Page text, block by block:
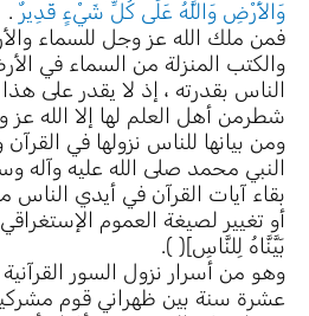
وَالأَرْضِ وَاللَّهُ عَلَى كُلِّ شَيْءٍ قَدِيرٌ .
فمن ملك الله عز وجل للسماء
والكتب المنزلة من السماء في
الناس بقدرته ، إذ لا يقدر على
شطرمن أهل العلم لها إلا الله عز
ومن بيانها للناس نزولها في
النبي محمد صلى الله عليه وآله
بقاء آيات القرآن في أيدي الناس
أو تغيير لصيغة العموم
بَيَّنَّاهُ لِلنَّاسِ]( ).
وهو من أسرار نزول السور
عشرة سنة بين ظهراني قوم